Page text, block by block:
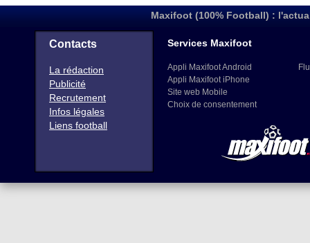
Maxifoot (100% Football) :
Contacts
La rédaction
Publicité
Recrutement
Infos légales
Liens football
Services Maxifoot
Appli Maxifoot Android
Appli Maxifoot iPhone
Site web Mobile
Choix de consentement